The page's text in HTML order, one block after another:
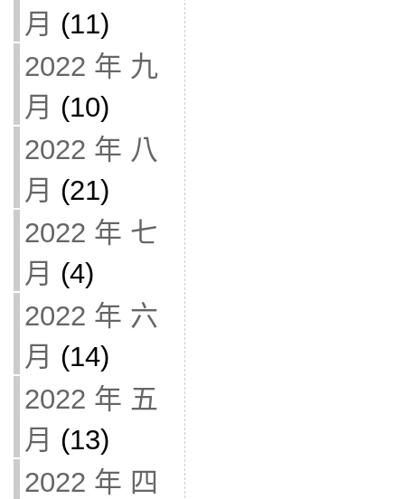
月 (11)
2022 年 九
月 (10)
2022 年 八
月 (21)
2022 年 七
月 (4)
2022 年 六
月 (14)
2022 年 五
月 (13)
2022 年 四